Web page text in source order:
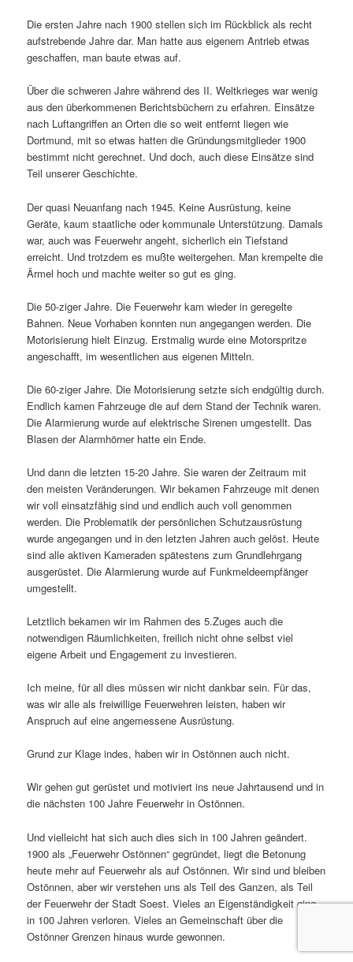
Die ersten Jahre nach 1900 stellen sich im Rückblick als recht
aufstrebende Jahre dar. Man hatte aus eigenem Antrieb etwas
geschaffen, man baute etwas auf.
Über die schweren Jahre während des II. Weltkrieges war wenig
aus den überkommenen Berichtsbüchern zu erfahren. Einsätze
nach Luftangriffen an Orten die so weit entfernt liegen wie
Dortmund, mit so etwas hatten die Gründungsmitglieder 1900
bestimmt nicht gerechnet. Und doch, auch diese Einsätze sind
Teil unserer Geschichte.
Der quasi Neuanfang nach 1945. Keine Ausrüstung, keine
Geräte, kaum staatliche oder kommunale Unterstützung. Damals
war, auch was Feuerwehr angeht, sicherlich ein Tiefstand
erreicht. Und trotzdem es mußte weitergehen. Man krempelte die
Ärmel hoch und machte weiter so gut es ging.
Die 50-ziger Jahre. Die Feuerwehr kam wieder in geregelte
Bahnen. Neue Vorhaben konnten nun angegangen werden. Die
Motorisierung hielt Einzug. Erstmalig wurde eine Motorspritze
angeschafft, im wesentlichen aus eigenen Mitteln.
Die 60-ziger Jahre. Die Motorisierung setzte sich endgültig durch.
Endlich kamen Fahrzeuge die auf dem Stand der Technik waren.
Die Alarmierung wurde auf elektrische Sirenen umgestellt. Das
Blasen der Alarmhörner hatte ein Ende.
Und dann die letzten 15-20 Jahre. Sie waren der Zeitraum mit
den meisten Veränderungen. Wir bekamen Fahrzeuge mit denen
wir voll einsatzfähig sind und endlich auch voll genommen
werden. Die Problematik der persönlichen Schutzausrüstung
wurde angegangen und in den letzten Jahren auch gelöst. Heute
sind alle aktiven Kameraden spätestens zum Grundlehrgang
ausgerüstet. Die Alarmierung wurde auf Funkmeldeempfänger
umgestellt.
Letztlich bekamen wir im Rahmen des 5.Zuges auch die
notwendigen Räumlichkeiten, freilich nicht ohne selbst viel
eigene Arbeit und Engagement zu investieren.
Ich meine, für all dies müssen wir nicht dankbar sein. Für das,
was wir alle als freiwillige Feuerwehren leisten, haben wir
Anspruch auf eine angemessene Ausrüstung.
Grund zur Klage indes, haben wir in Ostönnen auch nicht.
Wir gehen gut gerüstet und motiviert ins neue Jahrtausend und in
die nächsten 100 Jahre Feuerwehr in Ostönnen.
Und vielleicht hat sich auch dies sich in 100 Jahren geändert.
1900 als „Feuerwehr Ostönnen“ gegründet, liegt die Betonung
heute mehr auf Feuerwehr als auf Ostönnen. Wir sind und bleiben
Ostönnen, aber wir verstehen uns als Teil des Ganzen, als Teil
der Feuerwehr der Stadt Soest. Vieles an Eigenständigkeit ging
in 100 Jahren verloren. Vieles an Gemeinschaft über die
Ostönner Grenzen hinaus wurde gewonnen.